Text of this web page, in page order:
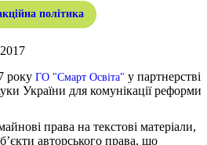
політика
року ГО "Смарт Освіта" у партнерстві
України для комунікації реформи
права на текстові матеріали,
авторського права, що